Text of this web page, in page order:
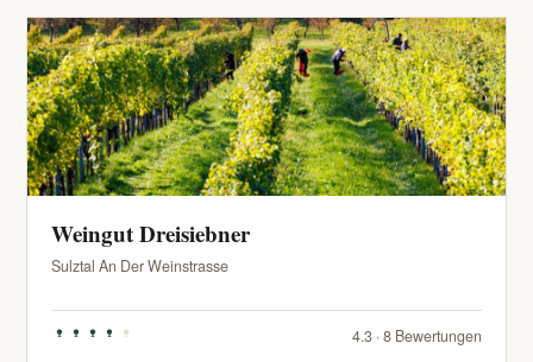
Weingut Dreisiebner
Sulztal An Der Weinstrasse
4.3 · 8 Bewertungen